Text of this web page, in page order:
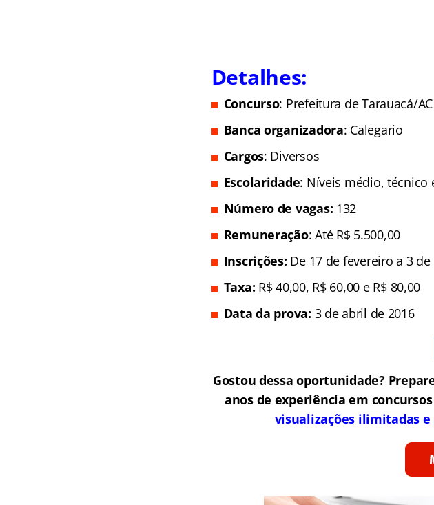
Detalhes:
Concurso: Prefeitura de Tarauacá/AC
Banca organizadora: Calegario
Cargos: Diversos
Escolaridade: Níveis médio, técnico
Número de vagas: 132
Remuneração: Até R$ 5.500,00
Inscrições: De 17 de fevereiro a 3
Taxa: R$ 40,00, R$ 60,00 e R$ 80,00
Data da prova: 3 de abril de 2016
Gostou dessa oportunidade?
anos de experiência em
visualizações ilimitadas